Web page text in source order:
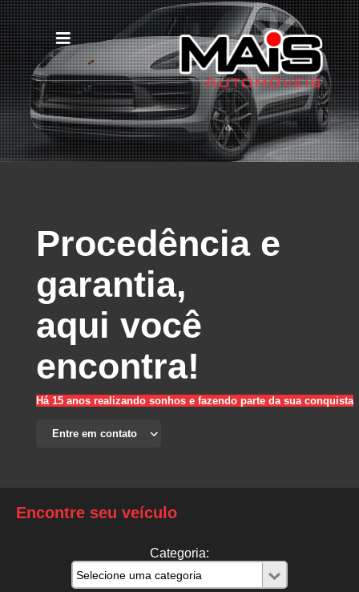
Procedência e
garantia,
aqui você
encontra!
Há 15 anos realizando sonhos e fazendo parte da sua conquista
Encontre seu veículo
Categoria: